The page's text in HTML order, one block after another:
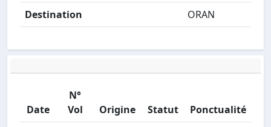
Destination
ORAN
Date
N°
Vol
Origine Statut
Ponctualité